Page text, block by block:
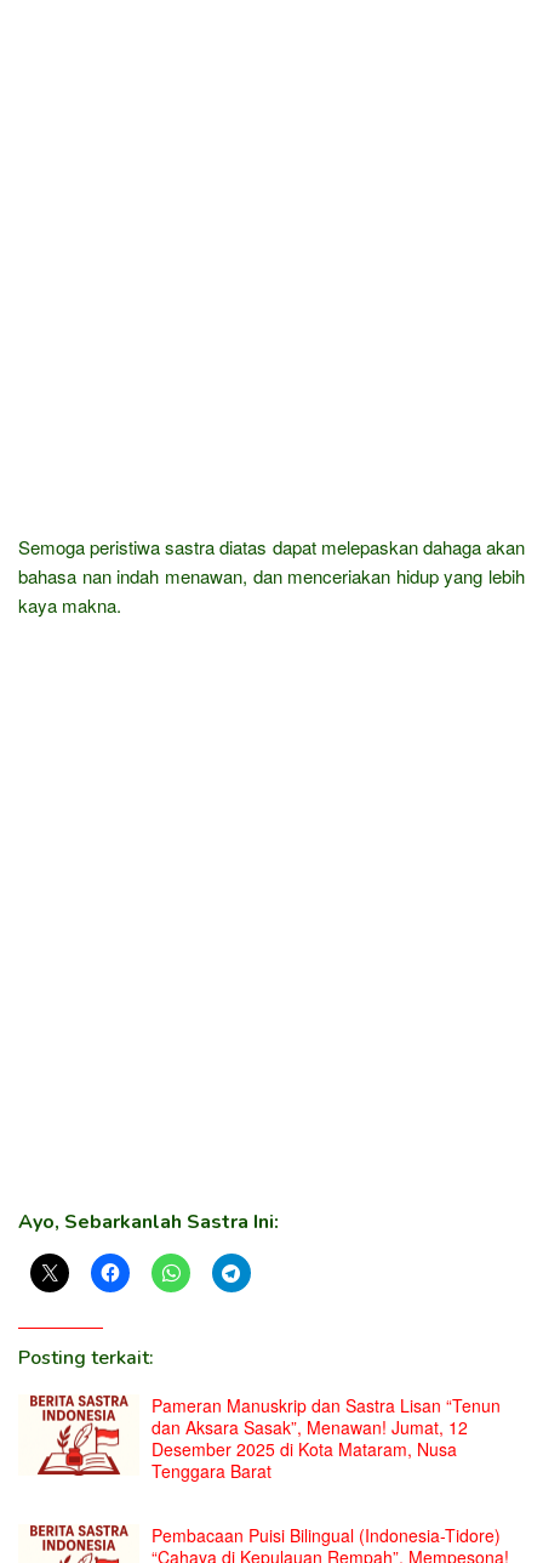
Semoga peristiwa sastra diatas dapat melepaskan dahaga akan
bahasa nan indah menawan, dan menceriakan hidup yang lebih
kaya makna.
Ayo, Sebarkanlah Sastra Ini:
Posting terkait:
Pameran Manuskrip dan Sastra Lisan “Tenun
dan Aksara Sasak”, Menawan! Jumat, 12
Desember 2025 di Kota Mataram, Nusa
Tenggara Barat
Pembacaan Puisi Bilingual (Indonesia-Tidore)
“Cahaya di Kepulauan Rempah”, Mempesona!